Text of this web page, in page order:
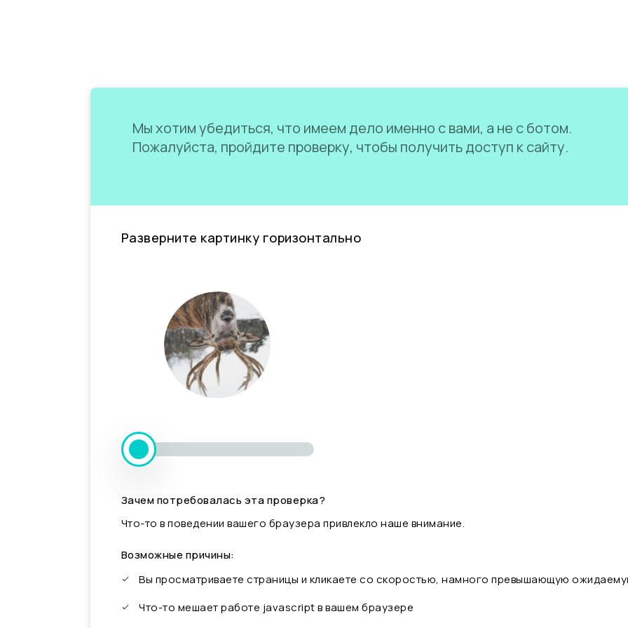
Мы хотим убедиться, что имеем дело именно с вами, а не с ботом.
Пожалуйста, пройдите проверку, чтобы получить доступ к сайту.
Разверните картинку горизонтально
Зачем потребовалась эта проверка?
Что-то в поведении вашего браузера привлекло наше внимание.
Возможные причины:
Вы просматриваете страницы и кликаете со скоростью, намного превышающую
Что-то мешает работе javascript в вашем браузере